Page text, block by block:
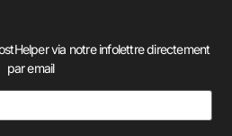
via notre infolettre directement
par email